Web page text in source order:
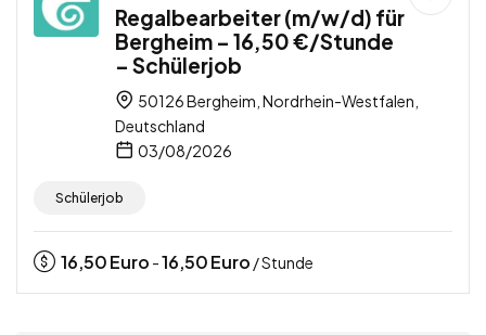
Regalbearbeiter (m/w/d) für
Bergheim – 16,50 €/Stunde
– Schülerjob
50126 Bergheim, Nordrhein-Westfalen,
Deutschland
03/08/2026
Schülerjob
16,50Euro -16,50Euro / Stunde